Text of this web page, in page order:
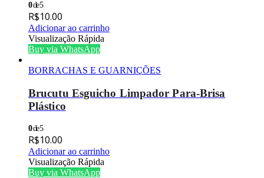
0de 5
R$10.00
Adicionar ao carrinho
Visualização Rápida
Buy via WhatsApp
BORRACHAS E GUARNIÇÕES
Brucutu Esguicho Limpador Para-Brisa
Plástico
0de 5
R$10.00
Adicionar ao carrinho
Visualização Rápida
Buy via WhatsApp